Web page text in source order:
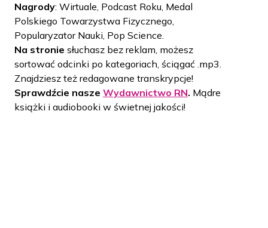
Historia
Społeczność
Projekty
LAMU
Beyond Curie
Blog
Kontakt
Wydawnictwo
Nagrody: Wirtuale, Podcast Roku, Medal
Polskiego Towarzystwa Fizycznego,
Popularyzator Nauki, Pop Science.
Na stronie słuchasz bez reklam, możesz
sortować odcinki po kategoriach, ściągać .mp3.
Znajdziesz też redagowane transkrypcje!
Sprawdźcie nasze Wydawnictwo RN. Mądre
książki i audiobooki w świetnej jakości!